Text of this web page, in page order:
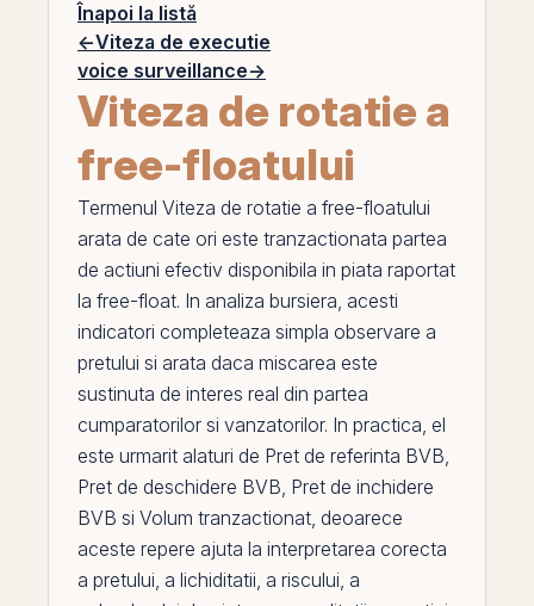
Înapoi la listă
←Viteza de executie
voice surveillance→
Viteza de rotatie a
free-floatului
Termenul Viteza de rotatie a free-floatului
arata de cate ori este tranzactionata partea
de actiuni efectiv disponibila in piata raportat
la free-float. In analiza bursiera, acesti
indicatori completeaza simpla observare a
pretului si arata daca miscarea este
sustinuta de interes real din partea
cumparatorilor si vanzatorilor. In practica, el
este urmarit alaturi de Pret de referinta BVB,
Pret de deschidere BVB, Pret de inchidere
BVB si Volum tranzactionat, deoarece
aceste repere ajuta la interpretarea corecta
a pretului, a lichiditatii, a riscului, a